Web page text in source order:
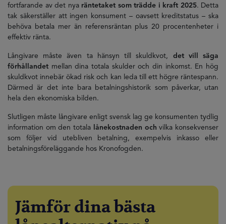
fortfarande av det nya räntetaket som trädde i kraft 2025. Detta
tak säkerställer att ingen konsument – oavsett kreditstatus – ska
behöva betala mer än referensräntan plus 20 procentenheter i
effektiv ränta.
Långivare måste även ta hänsyn till skuldkvot, det vill säga
förhållandet mellan dina totala skulder och din inkomst. En hög
skuldkvot innebär ökad risk och kan leda till ett högre räntespann.
Därmed är det inte bara betalningshistorik som påverkar, utan
hela den ekonomiska bilden.
Slutligen måste långivare enligt svensk lag ge konsumenten tydlig
information om den totala
lånekostnaden och vilka konsekvenser
som följer vid utebliven betalning, exempelvis inkasso eller
betalningsföreläggande hos Kronofogden.
Jämför dina bästa